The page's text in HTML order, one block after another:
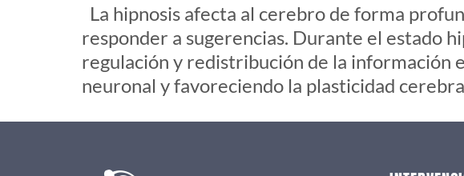
La hipnosis afecta al cerebro de forma
responder a sugerencias. Durante el estado
regulación y redistribución de la información
neuronal y favoreciendo la plasticidad